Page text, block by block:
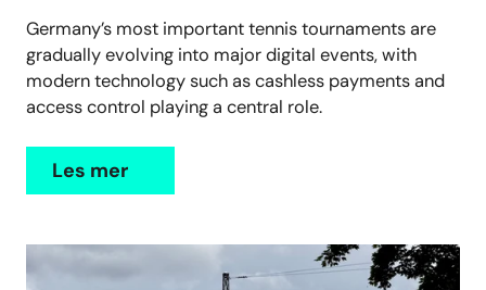
Germany’s most important tennis tournaments are
gradually evolving into major digital events, with
modern technology such as cashless payments and
access control playing a central role.
Les mer